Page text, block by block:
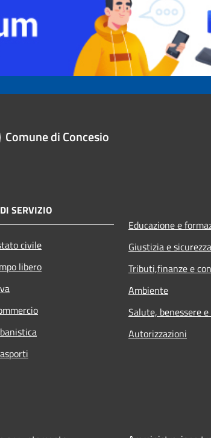
Comune di Concesio
SERVIZIO
civile
libero
Educazione e
Giustizia e
Tributi,finanze e
Ambiente
Salute, benessere
Autorizzazioni